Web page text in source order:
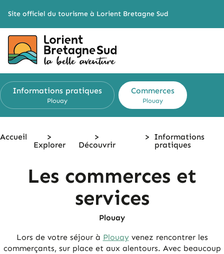
Site officiel du tourisme à Lorient Bretagne Sud
Informations pratiques
Plouay
Commerces
Plouay
Accueil
>
Explorer
>
Découvrir
> Informations
pratiques
Les commerces et
services
Plouay
Lors de votre séjour à Plouayvenez rencontrer les
commerçants, sur place et aux alentours. Avec beaucoup